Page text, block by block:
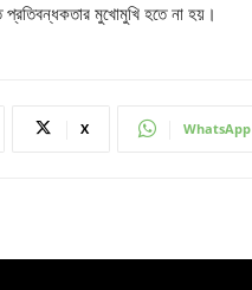
প্রতিবন্ধকতার মুখোমুখি হতে না হয়।
X WhatsApp